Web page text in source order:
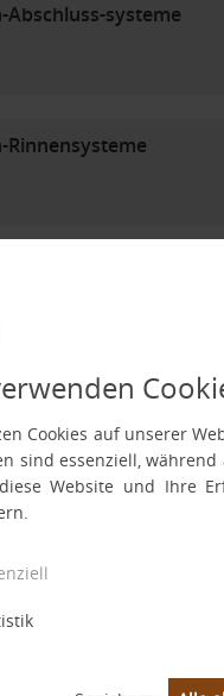
Abschluss-systeme
Rinnensysteme
Cookies auf unserer
sind essenziell, während
Website und Ihre